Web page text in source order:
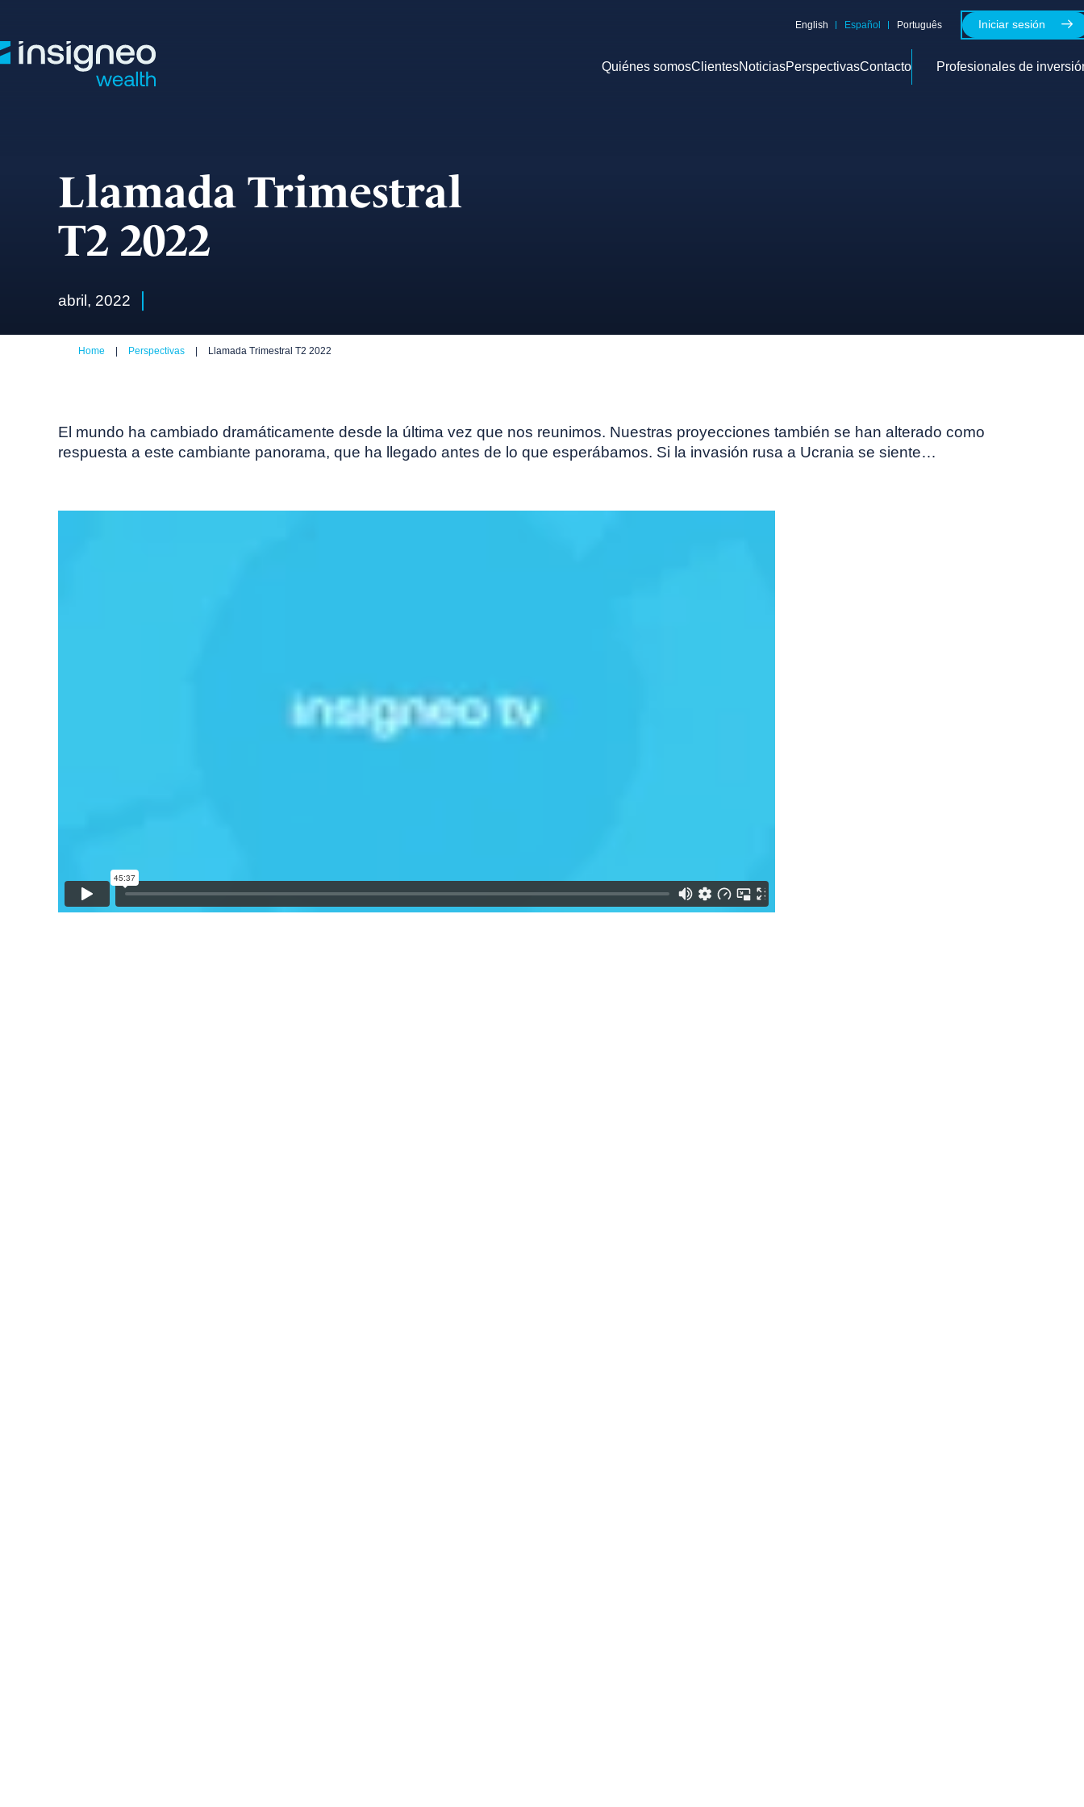
content
English Español Português Iniciar sesión
Quiénes somosClientesNoticiasPerspectivasContacto Profesionales de
Llamada Trimestral
T2 2022
abril, 2022
Home | Perspectivas | Llamada Trimestral T2 2022
El mundo ha cambiado dramáticamente desde la última vez que nos reunimos. Nuestras proyecciones también se han alterado como
respuesta a este cambiante panorama, que ha llegado antes de lo que esperábamos. Si la invasión rusa a Ucrania se siente…